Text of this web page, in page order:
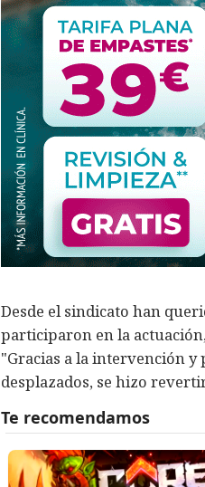
Desde el sindicato han
participaron en la
"Gracias a la intervención
desplazados, se hizo